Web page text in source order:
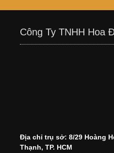
Công Ty TNHH Hoa
Địa chỉ trụ sở: 8/29 Hoàng
Thạnh, TP. HCM